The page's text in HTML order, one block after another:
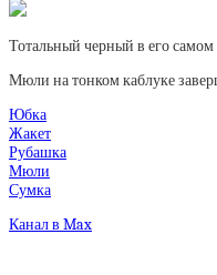
Тотальный черный в его самом
Мюли на тонком каблуке
Юбка
Жакет
Рубашка
Мюли
Сумка
Канал в Max